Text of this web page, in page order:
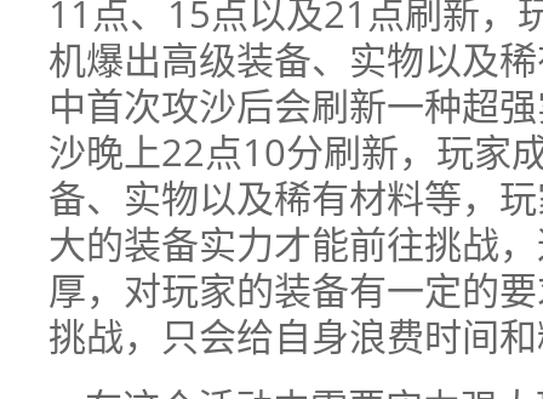
11点、15点以及21点刷新，
机爆出高级装备、实物以及
中首次攻沙后会刷新一种超
沙晚上22点10分刷新，玩家
备、实物以及稀有材料等，
大的装备实力才能前往挑战
厚，对玩家的装备有一定的
挑战，只会给自身浪费时间